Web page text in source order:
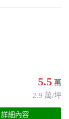
5.5 萬
2.9 萬/坪
詳細內容